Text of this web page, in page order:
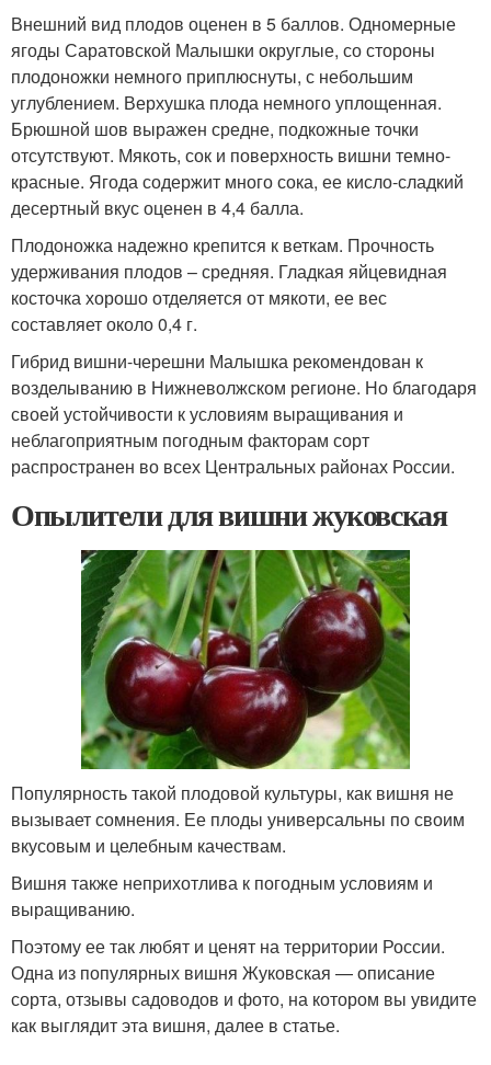
Внешний вид плодов оценен в 5 баллов. Одномерные
ягоды Саратовской Малышки округлые, со стороны
плодоножки немного приплюснуты, с небольшим
углублением. Верхушка плода немного уплощенная.
Брюшной шов выражен средне, подкожные точки
отсутствуют. Мякоть, сок и поверхность вишни темно-
красные. Ягода содержит много сока, ее кисло-сладкий
десертный вкус оценен в 4,4 балла.
Плодоножка надежно крепится к веткам. Прочность
удерживания плодов – средняя. Гладкая яйцевидная
косточка хорошо отделяется от мякоти, ее вес
составляет около 0,4 г.
Гибрид вишни-черешни Малышка рекомендован к
возделыванию в Нижневолжском регионе. Но благодаря
своей устойчивости к условиям выращивания и
неблагоприятным погодным факторам сорт
распространен во всех Центральных районах России.
Опылители для вишни жуковская
Популярность такой плодовой культуры, как вишня не
вызывает сомнения. Ее плоды универсальны по своим
вкусовым и целебным качествам.
Вишня также неприхотлива к погодным условиям и
выращиванию.
Поэтому ее так любят и ценят на территории России.
Одна из популярных вишня Жуковская — описание
сорта, отзывы садоводов и фото, на котором вы увидите
как выглядит эта вишня, далее в статье.